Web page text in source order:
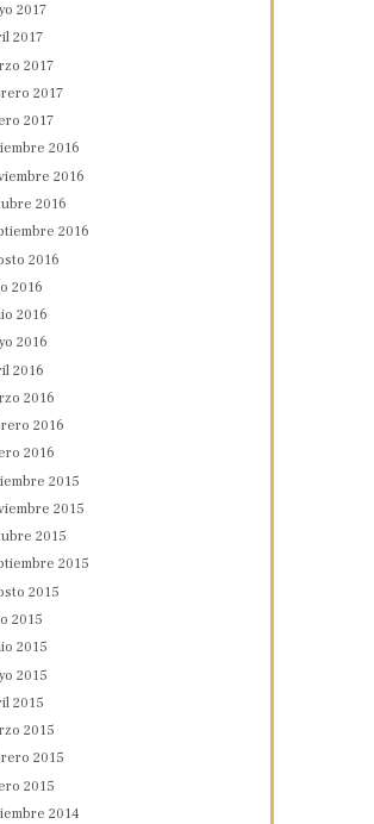
2017
2017
2017
2017
2017
2016
2016
2016
2016
2016
2016
2016
2016
2016
2016
2016
2016
2015
2015
2015
2015
2015
2015
2015
2015
2015
2015
2015
2015
2014